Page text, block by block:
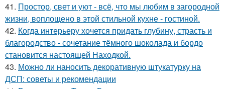
41. Простор, свет и уют - всё, что мы любим в загородной
жизни, воплощено в этой стильной кухне - гостиной.
42. Когда интерьеру хочется придать глубину, страсть и
благородство - сочетание тёмного шоколада и бордо
становится настоящей Находкой.
43. Можно ли наносить декоративную штукатурку на
ДСП: советы и рекомендации